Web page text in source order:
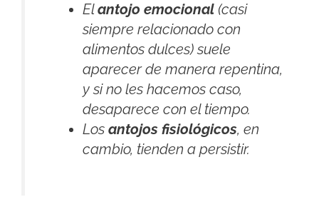
Elantojo emocional (casi
siempre relacionado con
alimentos dulces) suele
aparecer de manera repentina,
y si no les hacemos caso,
desaparece con el tiempo.
Losantojos fisiológicos, en
cambio, tienden a persistir.